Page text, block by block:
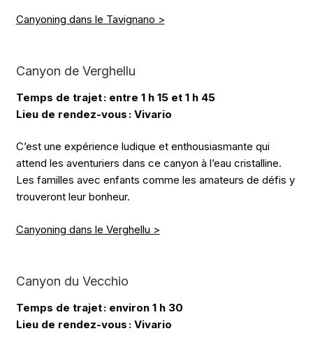
Canyoning dans le Tavignano >
Canyon de Verghellu
Temps de trajet : entre 1 h 15 et 1 h 45
Lieu de rendez-vous : Vivario
C’est une expérience ludique et enthousiasmante qui
attend les aventuriers dans ce canyon à l’eau cristalline.
Les familles avec enfants comme les amateurs de défis y
trouveront leur bonheur.
Canyoning dans le Verghellu >
Canyon du Vecchio
Temps de trajet : environ 1 h 30
Lieu de rendez-vous : Vivario